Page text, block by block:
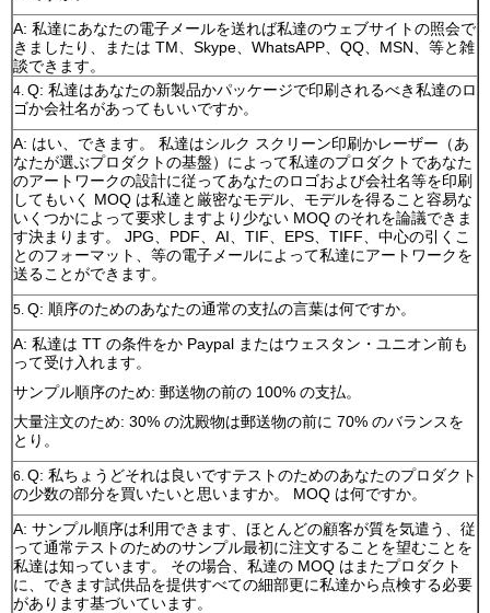
A: 私達にあなたの電子メールを送れば私達のウェブサイトの照会で
きましたり、または TM、Skype、WhatsAPP、QQ、MSN、等と雑
談できます。
4. Q: 私達はあなたの新製品かパッケージで印刷されるべき私達のロ
ゴか会社名があってもいいですか。
A: はい、できます。 私達はシルク スクリーン印刷かレーザー（あ
なたが選ぶプロダクトの基盤）によって私達のプロダクトであなた
のアートワークの設計に従ってあなたのロゴおよび会社名等を印刷
してもいく MOQ は私達と厳密なモデル、モデルを得ること容易な
いくつかによって要求しますより少ない MOQ のそれを論議できま
す決まります。 JPG、PDF、AI、TIF、EPS、TIFF、中心の引くこ
とのフォーマット、等の電子メールによって私達にアートワークを
送ることができます。
5. Q: 順序のためのあなたの通常の支払の言葉は何ですか。
A: 私達は TT の条件をか Paypal またはウェスタン・ユニオン前も
って受け入れます。
サンプル順序のため: 郵送物の前の 100% の支払。
大量注文のため: 30% の沈殿物は郵送物の前に 70% のバランスを
とり。
6. Q: 私ちょうどそれは良いですテストのためのあなたのプロダクト
の少数の部分を買いたいと思いますか。 MOQ は何ですか。
A: サンプル順序は利用できます、ほとんどの顧客が質を気遣う、従
って通常テストのためのサンプル最初に注文することを望むことを
私達は知っています。 その場合、私達の MOQ はまたプロダクト
に、できます試供品を提供すべての細部更に私達から点検する必要
があります基づいています。